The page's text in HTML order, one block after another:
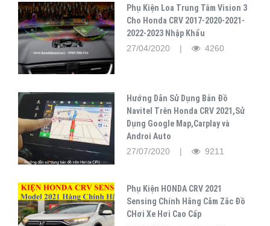
Phụ Kiện Loa Trung Tâm Vision 3
Cho Honda CRV 2017-2020-2021-
2022-2023 Nhập Khẩu
27/04/2020 |
4260
Hướng Dẫn Sử Dụng Bản Đồ
Navitel Trên Honda CRV 2021,Sử
Dụng Google Map,Carplay và
Androi Auto
27/07/2020 |
9211
Phụ Kiện HONDA CRV 2021
Sensing Chính Hãng Cắm Zắc Đồ
CHơi Xe Hơi Cao Cấp